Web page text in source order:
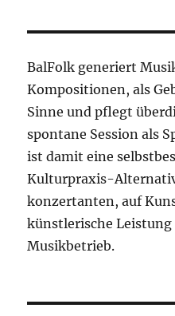
BalFolk generiert
Kompositionen, als
Sinne und pflegt
spontane Session als
ist damit eine
Kulturpraxis-
konzertanten, auf
künstlerische
Musikbetrieb.